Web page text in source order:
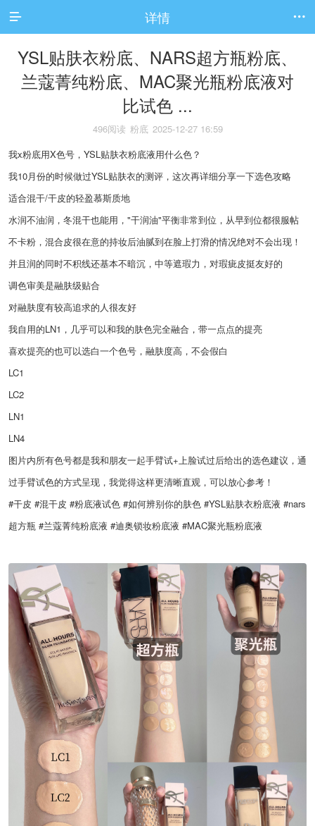
 详情 
YSL贴肤衣粉底、NARS超方瓶粉底、
兰蔻菁纯粉底、MAC聚光瓶粉底液对
比试色 ...
496阅读 粉底 2025-12-27 16:59
我x粉底用X色号，YSL贴肤衣粉底液用什么色？
我10月份的时候做过YSL贴肤衣的测评，这次再详细分享一下选色攻略
适合混干/干皮的轻盈慕斯质地
水润不油润，冬混干也能用，"干润油"平衡非常到位，从早到位都很服帖
不卡粉，混合皮很在意的持妆后油腻到在脸上打滑的情况绝对不会出现！
并且润的同时不积线还基本不暗沉，中等遮瑕力，对瑕疵皮挺友好的
调色审美是融肤级贴合
对融肤度有较高追求的人很友好
我自用的LN1，几乎可以和我的肤色完全融合，带一点点的提亮
喜欢提亮的也可以选白一个色号，融肤度高，不会假白
LC1
LC2
LN1
LN4
图片内所有色号都是我和朋友一起手臂试+上脸试过后给出的选色建议，通
过手臂试色的方式呈现，我觉得这样更清晰直观，可以放心参考！
#干皮 #混干皮 #粉底液试色 #如何辨别你的肤色 #YSL贴肤衣粉底液 #nars
超方瓶 #兰蔻菁纯粉底液 #迪奥锁妆粉底液 #MAC聚光瓶粉底液